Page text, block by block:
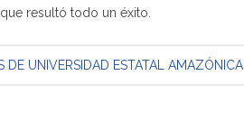
todo un éxito.
UNIVERSIDAD ESTATAL AMAZÓNICA